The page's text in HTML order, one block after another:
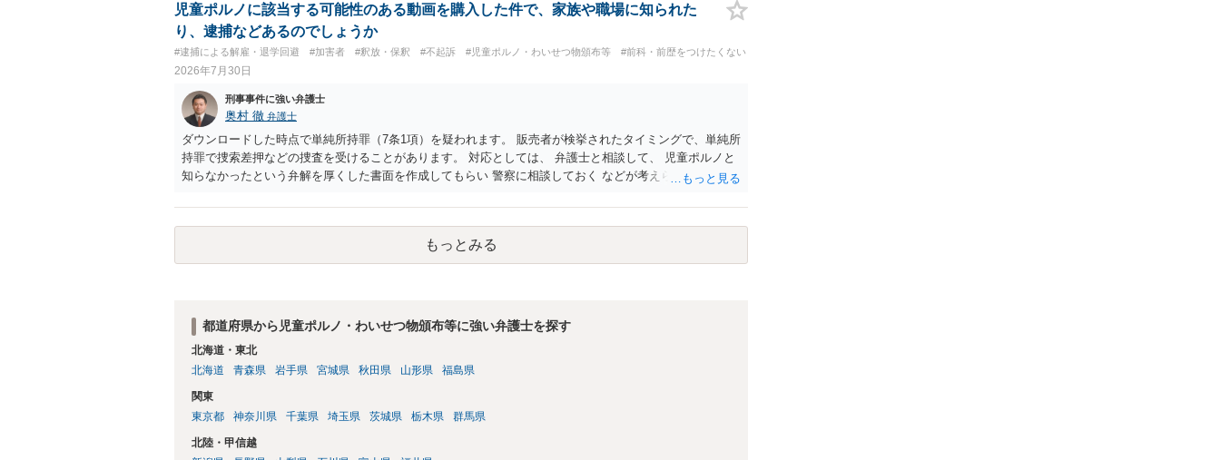
児童ポルノに該当する可能性のある動画を購入した件で、家族や職場に知られた
り、逮捕などあるのでしょうか
#逮捕による解雇・退学回避 #加害者 #釈放・保釈 #不起訴 #児童ポルノ・わいせつ物頒布等 #前科・前歴をつけたくない
2026年7月30日
刑事事件に強い弁護士
奥村 徹 弁護士
ダウンロードした時点で単純所持罪（7条1項）を疑われます。 販売者が検挙されたタイミングで、単純所
持罪で捜索差押などの捜査を受けることがあります。 対応としては、 弁護士と相談して、 児童ポルノと
知らなかったという弁解を厚くした書面を作成してもらい 警察に相談しておく などが考えられます。
もっとみる
都道府県から児童ポルノ・わいせつ物頒布等に強い弁護士を探す
北海道・東北
北海道
青森県 岩手県 宮城県 秋田県 山形県 福島県
関東
東京都
神奈川県 千葉県 埼玉県 茨城県 栃木県 群馬県
北陸・甲信越